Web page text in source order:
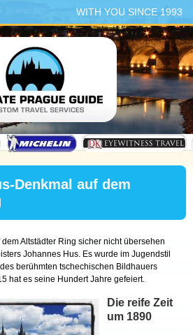
Denkmal auf dem
Altstädter Ring sicher nicht übersehen
Johannes Hus. Es wurde im Jugendstil
berühmten tschechischen Bildhauers
hat es seine Hundert Jahre gefeiert.
Die reife Zeit
um 1890
WITH YOU SINCE 1993
+420 773 103 102